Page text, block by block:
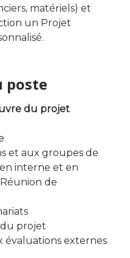
matériels) et
un Projet
poste
du projet
et aux groupes de
interne et en
de
du projet
évaluations externes